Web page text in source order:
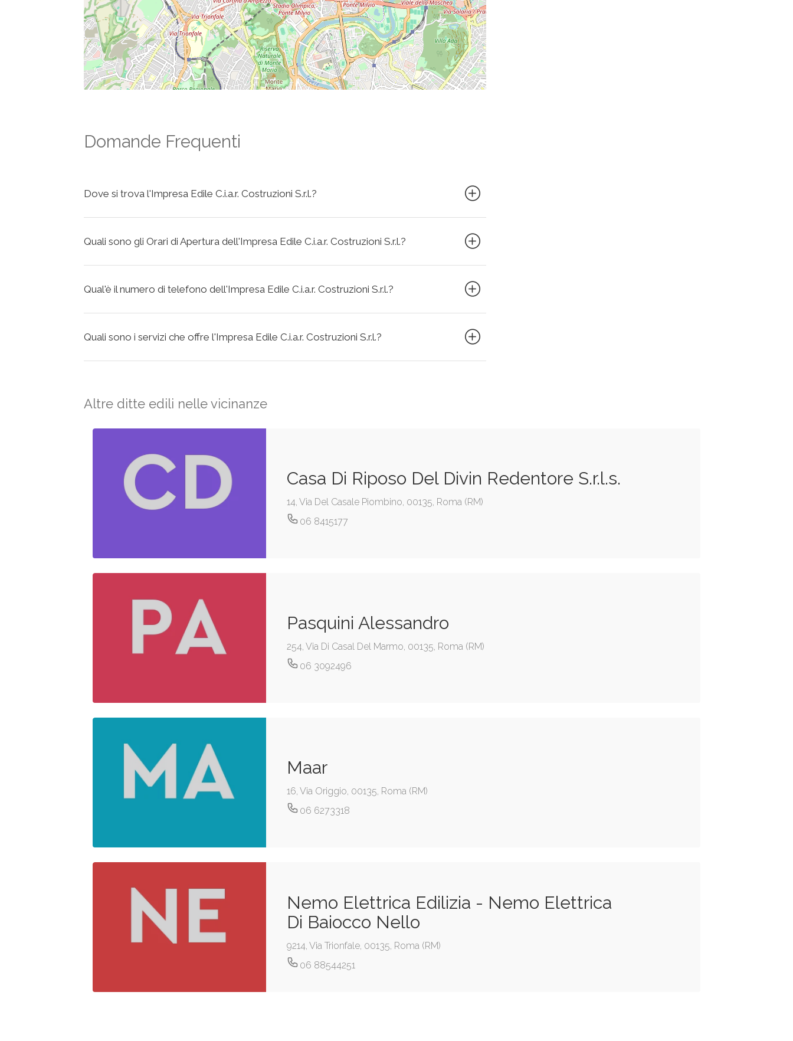
Domande Frequenti
Dove si trova l'Impresa Edile C.i.a.r. Costruzioni S.r.l.?
Quali sono gli Orari di Apertura dell'Impresa Edile C.i.a.r. Costruzioni S.r.l.?
Qual'è il numero di telefono dell'Impresa Edile C.i.a.r. Costruzioni S.r.l.?
Quali sono i servizi che offre l'Impresa Edile C.i.a.r. Costruzioni S.r.l.?
Altre ditte edili nelle vicinanze
Casa Di Riposo Del Divin Redentore S.r.l.s.
14, Via Del Casale Piombino, 00135, Roma (RM)
06 8415177
Pasquini Alessandro
254, Via Di Casal Del Marmo, 00135, Roma (RM)
06 3092496
Maar
16, Via Origgio, 00135, Roma (RM)
06 6273318
Nemo Elettrica Edilizia - Nemo Elettrica
Di Baiocco Nello
9214, Via Trionfale, 00135, Roma (RM)
06 88544251